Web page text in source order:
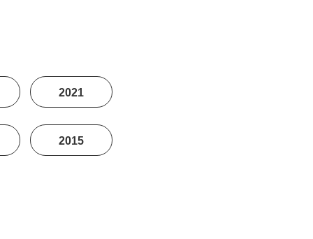
2021
2015